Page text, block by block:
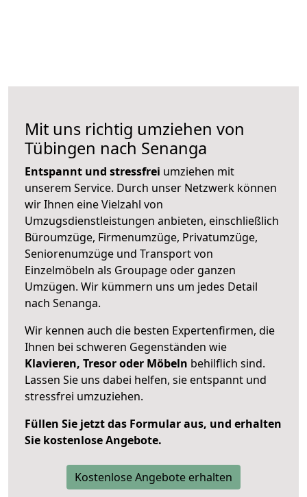
Mit uns richtig umziehen von
Tübingen nach Senanga
Entspannt und stressfrei umziehen mit
unserem Service. Durch unser Netzwerk können
wir Ihnen eine Vielzahl von
Umzugsdienstleistungen anbieten, einschließlich
Büroumzüge, Firmenumzüge, Privatumzüge,
Seniorenumzüge und Transport von
Einzelmöbeln als Groupage oder ganzen
Umzügen. Wir kümmern uns um jedes Detail
nach Senanga.
Wir kennen auch die besten Expertenfirmen, die
Ihnen bei schweren Gegenständen wie
Klavieren, Tresor oder Möbeln behilflich sind.
Lassen Sie uns dabei helfen, sie entspannt und
stressfrei umzuziehen.
Füllen Sie jetzt das Formular aus, und erhalten
Sie kostenlose Angebote.
Kostenlose Angebote erhalten